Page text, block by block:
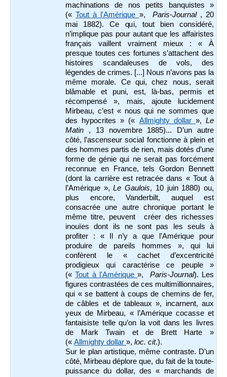
machinations de nos petits banquistes »
(«Tout à l'Amérique », Paris-Journal, 20
mai 1882). Ce qui, tout bien considéré,
n’implique pas pour autant que les affairistes
français vaillent vraiment mieux : « À
presque toutes ces fortunes s’attachent des
histoires scandaleuses de vols, des
légendes de crimes. [...] Nous n’avons pas la
même morale. Ce qui, chez nous, serait
blâmable et puni, est, là-bas, permis et
récompensé », mais, ajoute lucidement
Mirbeau, c’est « nous qui ne sommes que
des hypocrites » (« Allmighty dollar »,Le
Matin , 13 novembre 1885)...
D’un autre
côté, l’ascenseur social fonctionne à plein et
des hommes partis de rien, mais dotés d’une
forme de génie qui ne serait pas forcément
reconnue en France, tels Gordon Bennett
(dont la carrière est retracée dans « Tout à
l’Amérique »,Le Gaulois, 10 juin 1880) ou,
plus encore, Vanderbilt, auquel est
consacrée une autre chronique portant le
même titre, peuvent créer des richesses
inouïes dont ils ne sont pas les seuls à
profiter : « Il n’y a que l’Amérique pour
produire de pareils hommes », qui lui
confèrent le « cachet d’excentricité
prodigieux qui caractérise ce peuple »
(«Tout à l'Amérique», Paris-Journal). Les
figures contrastées de ces multimillionnaires,
qui « se battent à coups de chemins de fer,
de câbles et de tableaux », incarnent, aux
yeux de Mirbeau, « l’Amérique cocasse et
fantaisiste telle qu’on la voit dans les livres
de Mark Twain et de Brett Harte »
(« Allmighty dollar », loc. cit.).
Sur le plan artistique, même contraste. D’un
côté, Mirbeau déplore que, du fait de la toute-
puissance du dollar, des « marchands de